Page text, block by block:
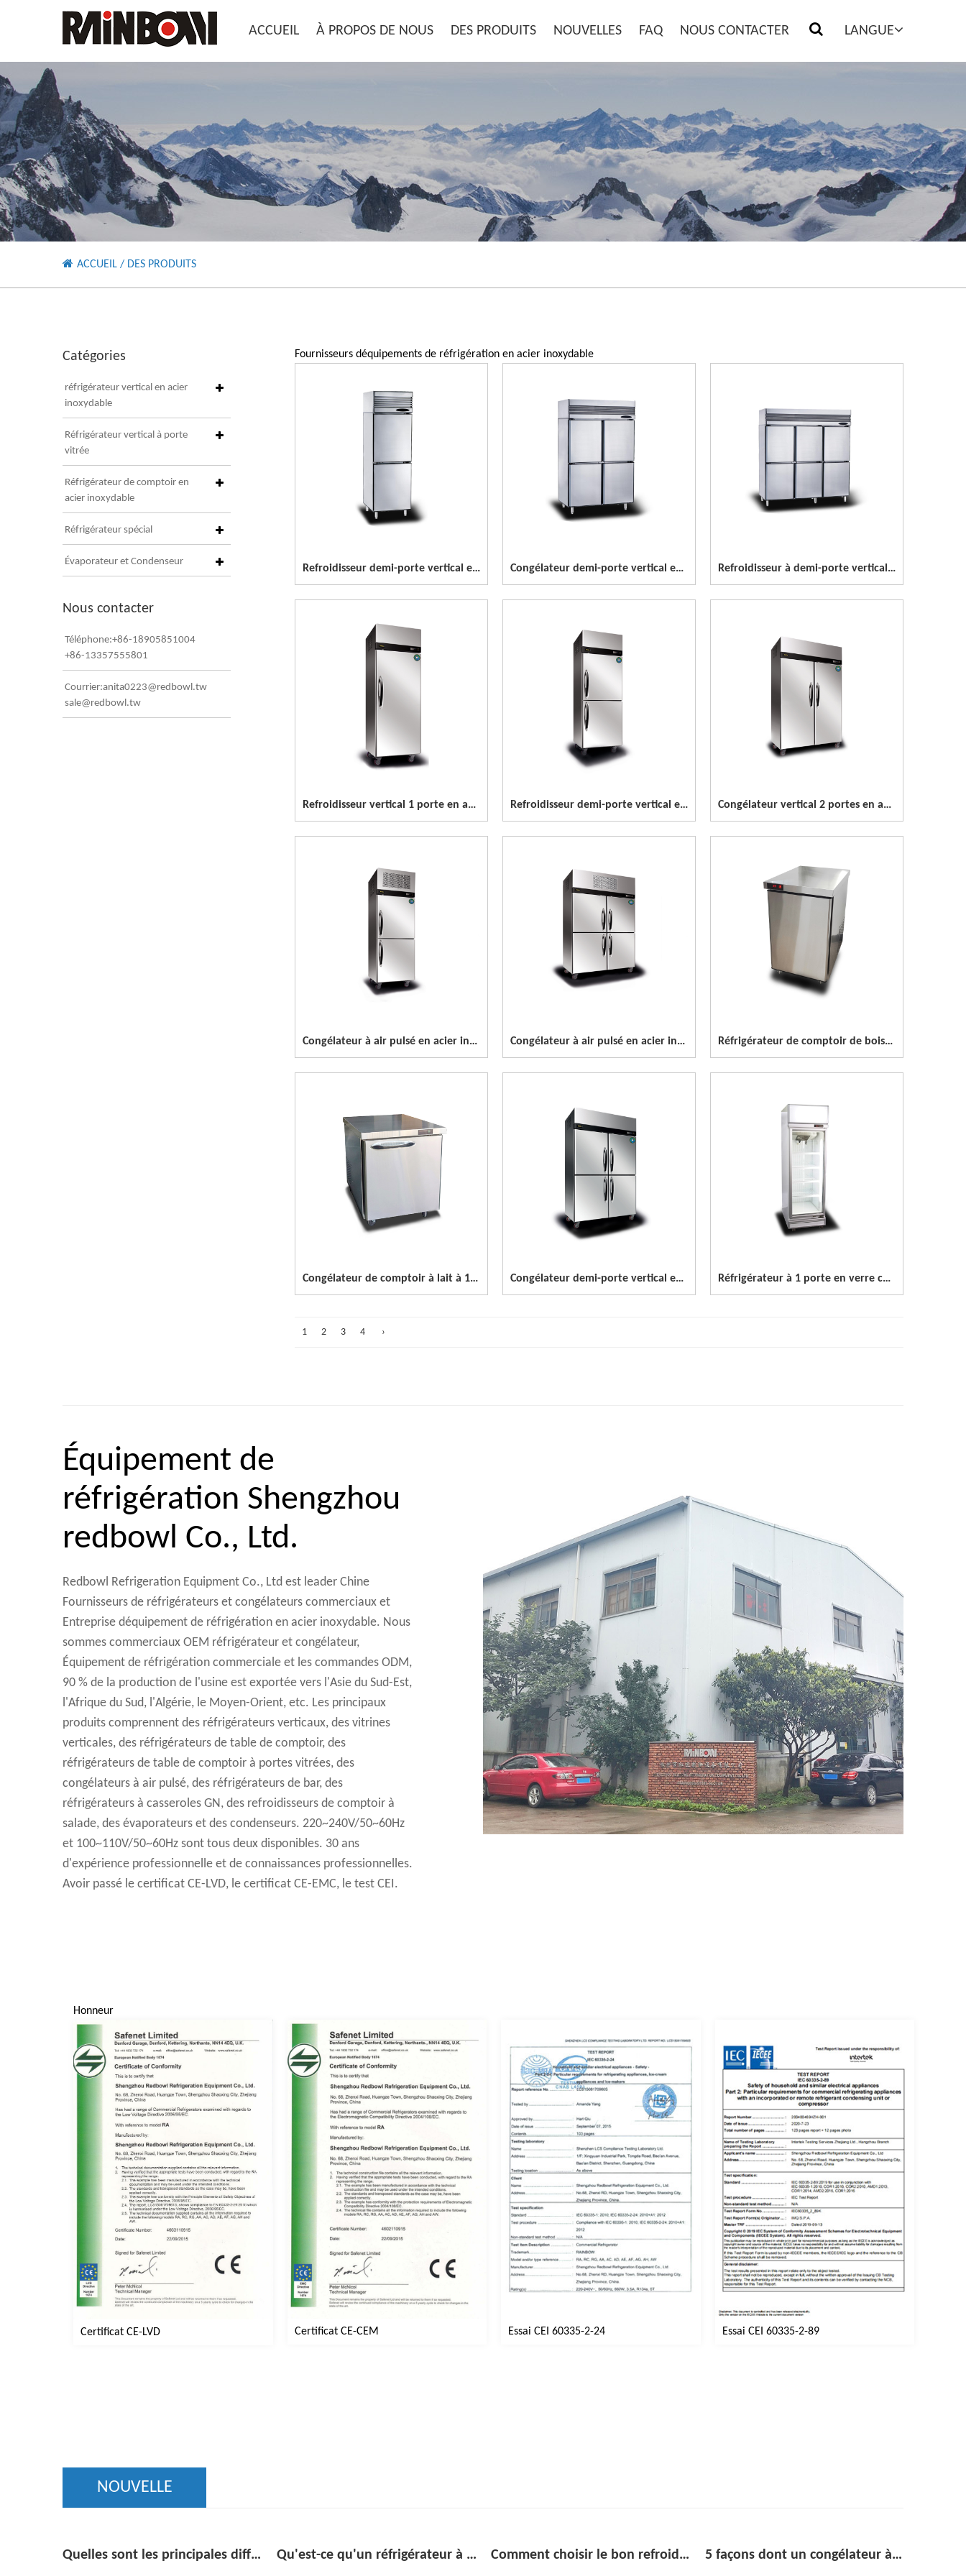
LANGUE
ACCUEIL À PROPOS DE NOUS DES PRODUITS NOUVELLES FAQ NOUS CONTACTER
ACCUEIL / DES PRODUITS
Catégories
réfrigérateur vertical en acier
inoxydable
Réfrigérateur vertical à porte
vitrée
Réfrigérateur de comptoir en
acier inoxydable
Réfrigérateur spécial
Évaporateur et Condenseur
Nous contacter
Téléphone:+86-18905851004
+86-13357555801
Courrier:anita0223@redbowl.tw
sale@redbowl.tw
Fournisseurs déquipements de réfrigération en acier inoxydable
Refroidisseur demi-porte vertical en acier inoxydable à 2 portes Congélateur demi-porte vertical en acier inoxydable à 4 portes Refroidisseur à demi-porte vertical en acier inoxydable à 6 portes
Refroidisseur vertical 1 porte en acier inoxydable à pleine porte Refroidisseur demi-porte vertical en acier inoxydable à 2 portes Congélateur vertical 2 portes en acier inoxydable pleine porte
Congélateur à air pulsé en acier inoxydable à 2 portes Congélateur à air pulsé en acier inoxydable à 4 portes Réfrigérateur de comptoir de boisson à 1 porte
Congélateur de comptoir à lait à 1 porte Congélateur demi-porte vertical en acier inoxydable à 4 portes Réfrigérateur à 1 porte en verre colorbond
1 2 3 4 ›
Équipement de
réfrigération Shengzhou
redbowl Co., Ltd.
Redbowl Refrigeration Equipment Co., Ltd est leader Chine
Fournisseurs de réfrigérateurs et congélateurs commerciaux et
Entreprise déquipement de réfrigération en acier inoxydable. Nous
sommes commerciaux OEM réfrigérateur et congélateur,
Équipement de réfrigération commerciale et les commandes ODM,
90 % de la production de l'usine est exportée vers l'Asie du Sud-Est,
l'Afrique du Sud, l'Algérie, le Moyen-Orient, etc. Les principaux
produits comprennent des réfrigérateurs verticaux, des vitrines
verticales, des réfrigérateurs de table de comptoir, des
réfrigérateurs de table de comptoir à portes vitrées, des
congélateurs à air pulsé, des réfrigérateurs de bar, des
réfrigérateurs à casseroles GN, des refroidisseurs de comptoir à
salade, des évaporateurs et des condenseurs. 220~240V/50~60Hz
et 100~110V/50~60Hz sont tous deux disponibles. 30 ans
d'expérience professionnelle et de connaissances professionnelles.
Avoir passé le certificat CE-LVD, le certificat CE-EMC, le test CEI.
Honneur
Certificat CE-LVD Certificat CE-CEM Essai CEI 60335-2-24 Essai CEI 60335-2-89
NOUVELLE
Comment choisir le bon refroidisseur de réfrigérateur à boissons sous le comptoir pour votre bar ou votre cuisine 5 façons dont un congélateur à porte vitrée peut augmenter les achats impulsifs dans le commerce de détail Réfrigérateur vertical en acier inoxydable : le guide d'achat complet pour les cuisines commerciales